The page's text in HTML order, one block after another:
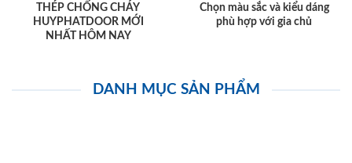
THÉP CHỐNG CHÁY
HUYPHATDOOR MỚI
NHẤT HÔM NAY
Chọn màu sắc và kiểu dáng
phù hợp với gia chủ
DANH MỤC SẢN PHẨM